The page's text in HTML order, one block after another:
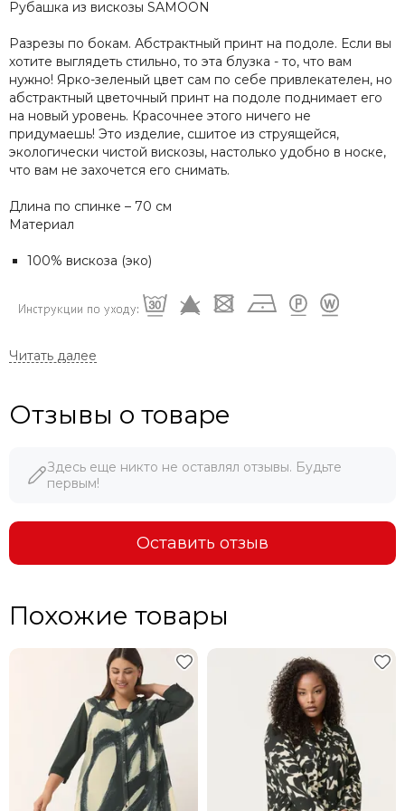
Рубашка из вискозы SAMOON
Разрезы по бокам. Абстрактный принт на подоле. Если вы
хотите выглядеть стильно, то эта блузка - то, что вам
нужно! Ярко-зеленый цвет сам по себе привлекателен, но
абстрактный цветочный принт на подоле поднимает его
на новый уровень. Красочнее этого ничего не
придумаешь! Это изделие, сшитое из струящейся,
экологически чистой вискозы, настолько удобно в носке,
что вам не захочется его снимать.
Длина по спинке – 70 см
Материал
100% вискоза (эко)
С НАМИ ВЫГОДНО:
2. СКИДКА 20% НА ДЕНЬ РОЖДЕНИЯ
3. ОПЛАТА БОНУСАМИ ДО 30%
Отзывы о товаре
Здесь еще никто не оставлял отзывы. Будьте
первым!
Оставить отзыв
Похожие товары